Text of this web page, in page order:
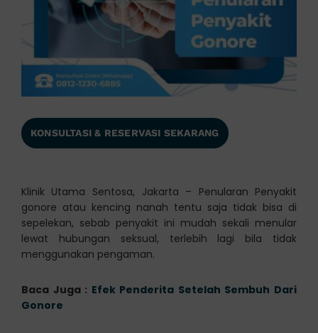
KONSULTASI & RESERVASI SEKARANG
Klinik Utama Sentosa, Jakarta – Penularan Penyakit
gonore atau kencing nanah tentu saja tidak bisa di
sepelekan, sebab penyakit ini mudah sekali menular
lewat hubungan seksual, terlebih lagi bila tidak
menggunakan pengaman.
Baca Juga : Efek Penderita Setelah Sembuh Dari
Gonore